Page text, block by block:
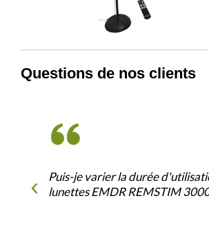
Questions de nos clients
Puis-je varier la durée
lunettes EMDR REMSTIM